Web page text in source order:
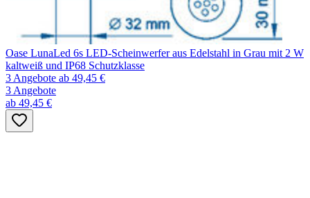
Oase LunaLed 6s LED-Scheinwerfer aus Edelstahl in Grau mit 2 W
kaltweiß und IP68 Schutzklasse
3 Angebote ab 49,45 €
3 Angebote
ab 49,45 €